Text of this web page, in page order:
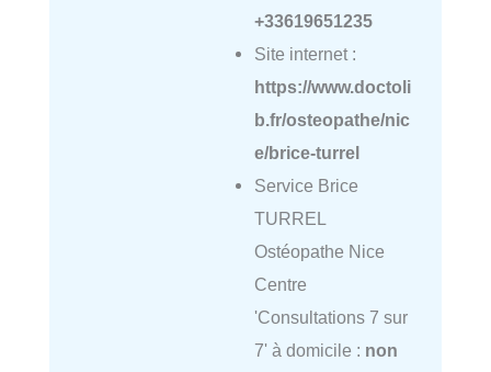
+33619651235
Site internet :
https://www.doctoli
b.fr/osteopathe/nic
e/brice-turrel
Service Brice
TURREL
Ostéopathe Nice
Centre
'Consultations 7 sur
7' à domicile : non